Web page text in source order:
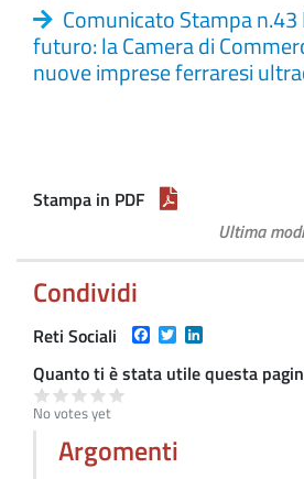
Comunicato Stampa n.43
futuro: la Camera di
nuove imprese ferraresi
Stampa in PDF
Ultima
Condividi
Reti Sociali Facebook
Twitter
Quanto ti è stata utile questa
No votes yet
Argomenti